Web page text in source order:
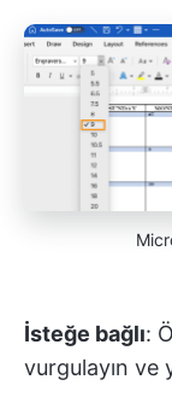
İsteğe bağlı:
vurgulayın ve